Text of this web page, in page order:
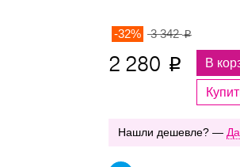
-32% 3 342p
2 280 p В
Нашли дешевле? —